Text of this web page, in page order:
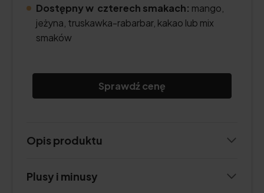
Dostępny w czterech smakach: mango,
jeżyna, truskawka-rabarbar, kakao lub mix
smaków
Sprawdź cenę
Opis produktu
Plusy i minusy